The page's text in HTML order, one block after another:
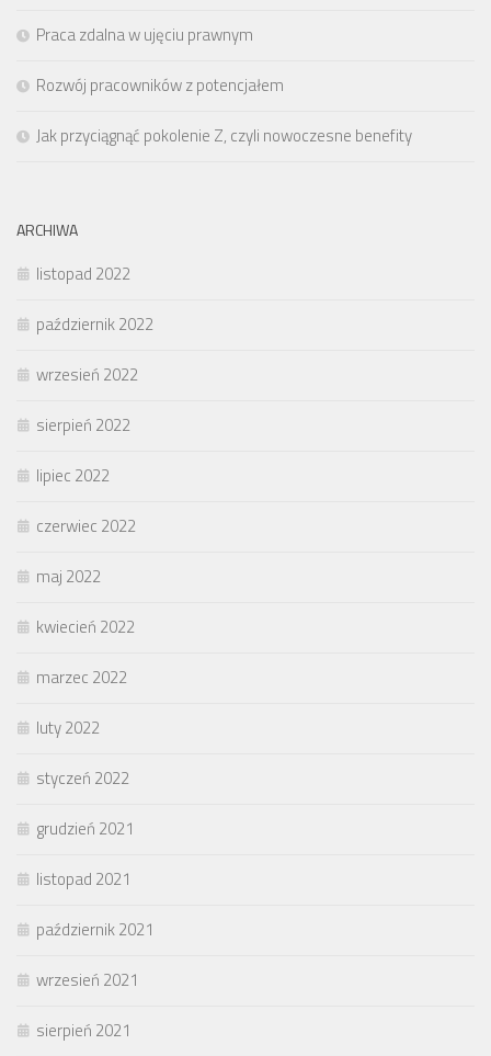
Praca zdalna w ujęciu prawnym
Rozwój pracowników z potencjałem
Jak przyciągnąć pokolenie Z, czyli nowoczesne benefity
ARCHIWA
listopad 2022
październik 2022
wrzesień 2022
sierpień 2022
lipiec 2022
czerwiec 2022
maj 2022
kwiecień 2022
marzec 2022
luty 2022
styczeń 2022
grudzień 2021
listopad 2021
październik 2021
wrzesień 2021
sierpień 2021